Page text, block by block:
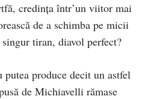
credința într’un viitor mai
de a schimba pe micii
tiran, diavol perfect?
produce decit un astfel
de Michiavelli rămase